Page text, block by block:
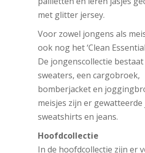
met glitter jersey.
Voor zowel jongens als
ook nog het ‘Clean
De jongenscollectie
sweaters, een cargobroek,
bomberjacket en
meisjes zijn er gewatteerde
sweatshirts en jeans.
Hoofdcollectie
In de hoofdcollectie zijn er